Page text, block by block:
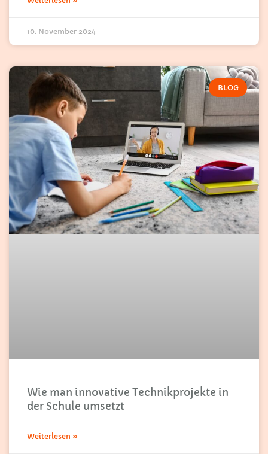
10. November 2024
BLOG
Wie man innovative Technikprojekte in
der Schule umsetzt
Weiterlesen »